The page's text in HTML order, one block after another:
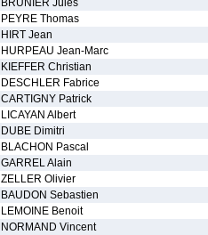
BRUNIER Jules
PEYRE Thomas
HIRT Jean
HURPEAU Jean-Marc
KIEFFER Christian
DESCHLER Fabrice
CARTIGNY Patrick
LICAYAN Albert
DUBE Dimitri
BLACHON Pascal
GARREL Alain
ZELLER Olivier
BAUDON Sebastien
LEMOINE Benoit
NORMAND Vincent